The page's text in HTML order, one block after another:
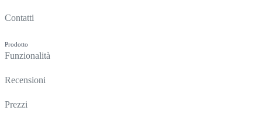
Contatti
Prodotto
Funzionalità
Recensioni
Prezzi